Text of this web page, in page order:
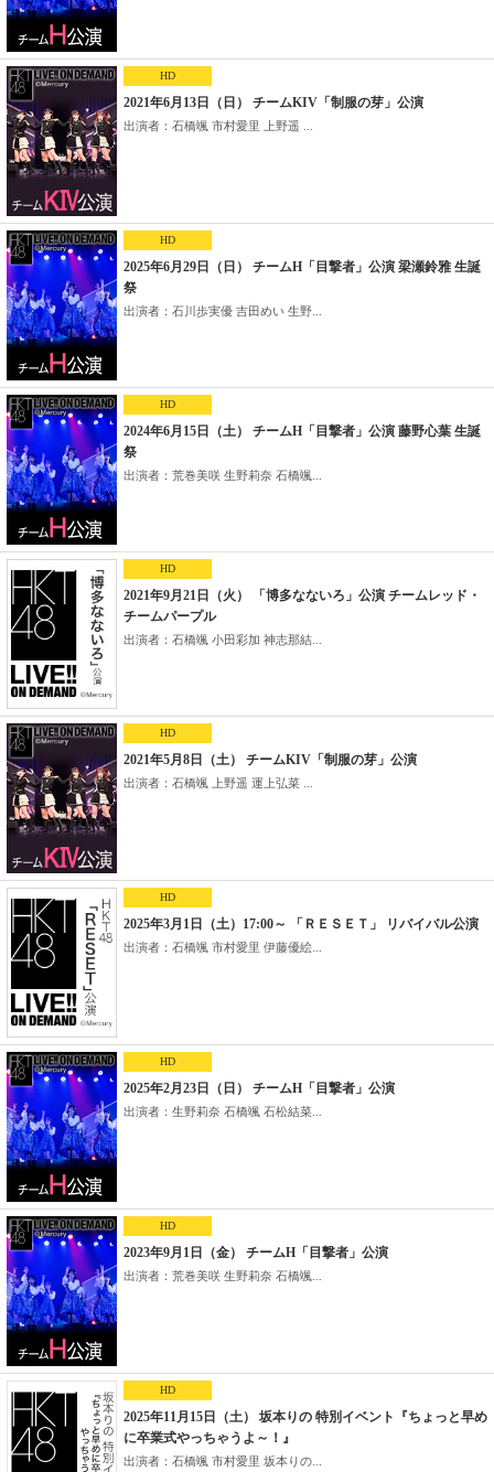
HD
2021年6月13日（日） チームKIV「制服の芽」公演
出演者：石橋颯 市村愛里 上野遥 ...
HD
2025年6月29日（日） チームH「目撃者」公演 梁瀬鈴雅 生誕
祭
出演者：石川歩実優 吉田めい 生野...
HD
2024年6月15日（土） チームH「目撃者」公演 藤野心葉 生誕
祭
出演者：荒巻美咲 生野莉奈 石橋颯...
HD
2021年9月21日（火） 「博多なないろ」公演 チームレッド・
チームパープル
出演者：石橋颯 小田彩加 神志那結...
HD
2021年5月8日（土） チームKIV「制服の芽」公演
出演者：石橋颯 上野遥 運上弘菜 ...
HD
2025年3月1日（土）17:00～ 「ＲＥＳＥＴ」 リバイバル公演
出演者：石橋颯 市村愛里 伊藤優絵...
HD
2025年2月23日（日） チームH「目撃者」公演
出演者：生野莉奈 石橋颯 石松結菜...
HD
2023年9月1日（金） チームH「目撃者」公演
出演者：荒巻美咲 生野莉奈 石橋颯...
HD
2025年11月15日（土） 坂本りの 特別イベント『ちょっと早め
に卒業式やっちゃうよ～！』
出演者：石橋颯 市村愛里 坂本りの...